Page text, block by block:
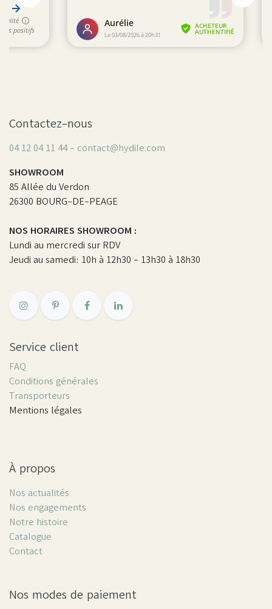
Contactez-nous
04 12 04 11 44 - contact@hydile.com
SHOWROOM
85 Allée du Verdon
26300 BOURG-DE-PEAGE
NOS HORAIRES SHOWROOM :
Lundi au mercredi sur RDV
Jeudi au samedi: 10h à 12h30 - 13h30 à 18h30
Service client
FAQ
Conditions générales
Transporteurs
Mentions légales
À propos
Nos actualités
Nos engagements
Notre histoire
Catalogue
Contact
Nos modes de paiement